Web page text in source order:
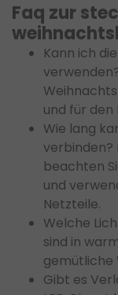
Faq zur
Kann ich
und für den
Wie lang
verbinden?
beachten
und
Netzteile.
Welche
sind in
gemütliche
Gibt es